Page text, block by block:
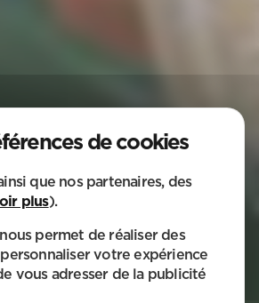
que nos partenaires, des
plus).
permet de réaliser des
votre expérience
vous adresser de la publicité